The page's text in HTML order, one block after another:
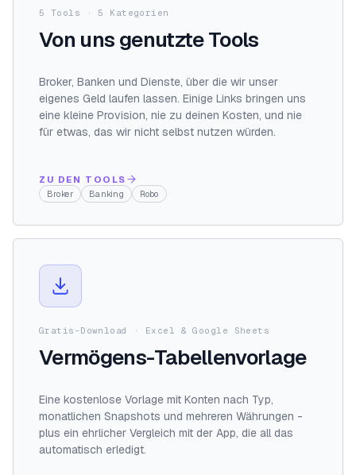
5 Tools · 5 Kategorien
Von uns genutzte Tools
Broker, Banken und Dienste, über die wir unser
eigenes Geld laufen lassen. Einige Links bringen uns
eine kleine Provision, nie zu deinen Kosten, und nie
für etwas, das wir nicht selbst nutzen würden.
ZU DEN TOOLS
Broker Banking Robo
Gratis-Download · Excel & Google Sheets
Vermögens-Tabellenvorlage
Eine kostenlose Vorlage mit Konten nach Typ,
monatlichen Snapshots und mehreren Währungen -
plus ein ehrlicher Vergleich mit der App, die all das
automatisch erledigt.